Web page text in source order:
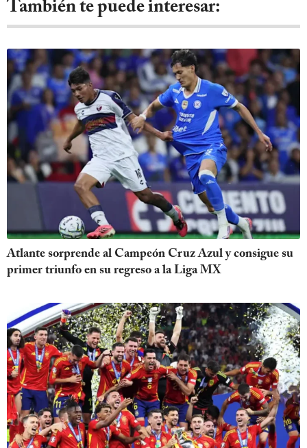
También te puede interesar:
Atlante sorprende al Campeón Cruz Azul y consigue su
primer triunfo en su regreso a la Liga MX